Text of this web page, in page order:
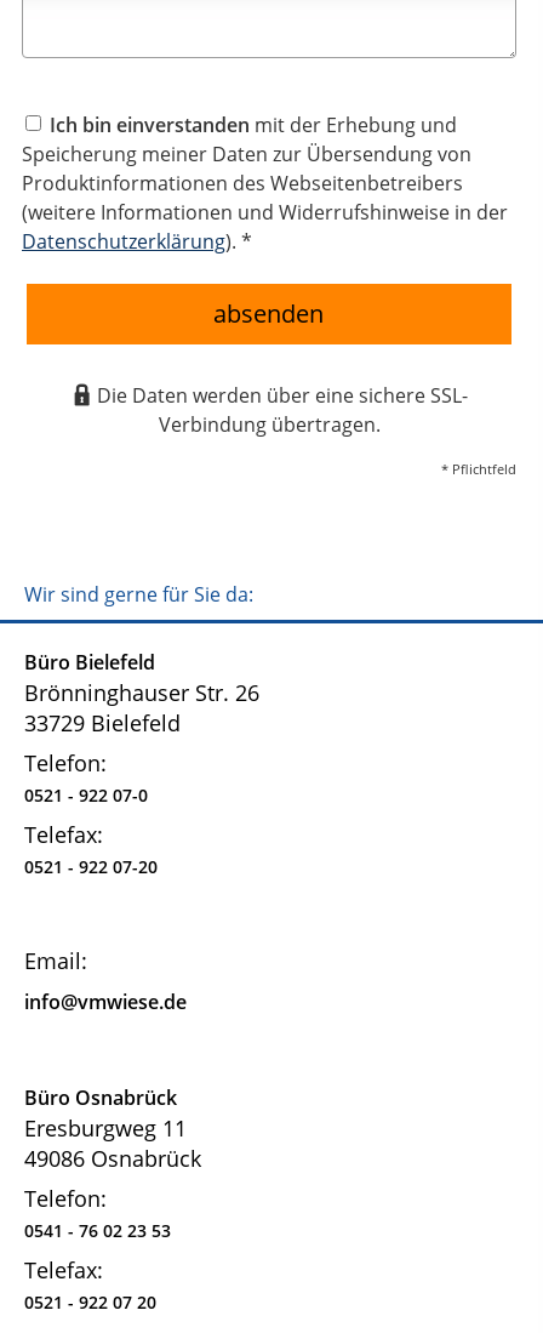
Ich bin einverstanden mit der Erhebung und
Speicherung meiner Daten zur Übersendung von
Produktinformationen des Webseitenbetreibers
(weitere Informationen und Widerrufshinweise in der
Datenschutzerklärung). *
absenden
Die Daten werden über eine sichere SSL-
Verbindung übertragen.
* Pflichtfeld
Wir sind gerne für Sie da:
Büro Bielefeld
Brönninghauser Str. 26
33729 Bielefeld
Telefon:
0521 - 922 07-0
Telefax:
0521 - 922 07-20
Email:
info@vmwiese.de
Büro Osnabrück
Eresburgweg 11
49086 Osnabrück
Telefon:
0541 - 76 02 23 53
Telefax:
0521 - 922 07 20